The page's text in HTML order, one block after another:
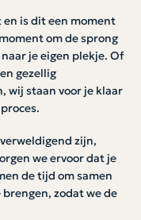
is dit een moment
om de sprong
je eigen plekje. Of
gezellig
wij staan voor je klaar
zijn,
we ervoor dat je
de tijd om samen
zodat we de